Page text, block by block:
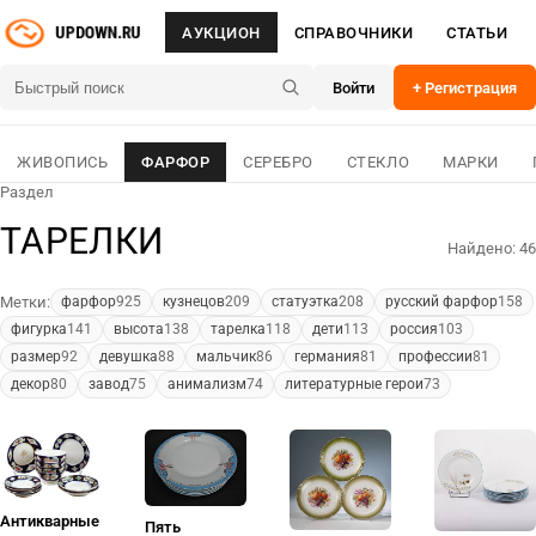
АУКЦИОН СПРАВОЧНИКИ СТАТЬИ
Войти + Регистрация
ЖИВОПИСЬ ФАРФОР СЕРЕБРО СТЕКЛО МАРКИ
Раздел
ТАРЕЛКИ Найдено: 46
Метки: фарфор925 кузнецов209 статуэтка208 русский фарфор158
фигурка141 высота138 тарелка118 дети113 россия103
размер92 девушка88 мальчик86 германия81 профессии81
декор80 завод75 анимализм74 литературные герои73
Антикварные
Пять